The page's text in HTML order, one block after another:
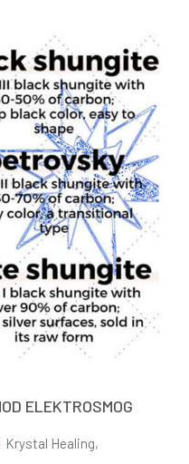
ELEKTROSMOG
Krystal Healing,